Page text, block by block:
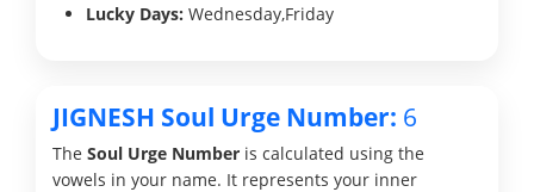
Lucky Days: Wednesday,Friday
JIGNESH Soul Urge Number: 6
The Soul Urge Number is calculated using the
vowels in your name. It represents your inner